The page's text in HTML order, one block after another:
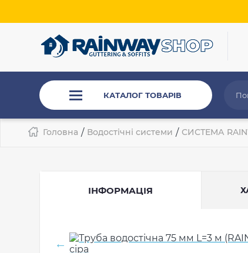
КАТАЛОГ ТОВАРІВ
Головна / Водостічні системи / СИСТЕМА
ІНФОРМАЦІЯ